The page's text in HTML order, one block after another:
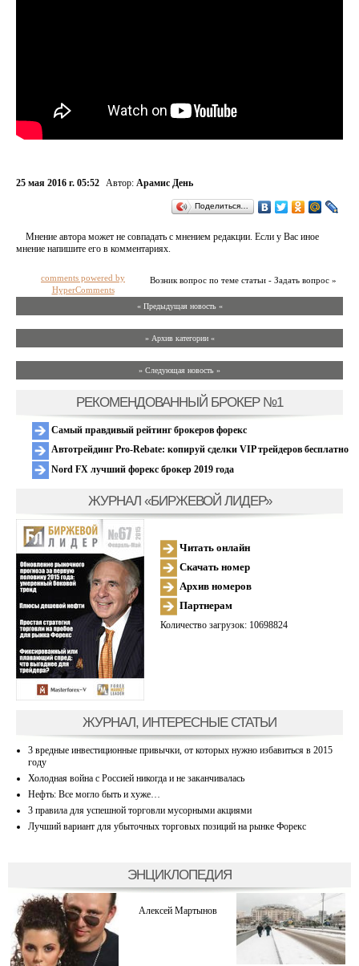
25 мая 2016 г. 05:52 Автор: Арамис День
Поделиться…
Мнение автора может не совпадать с мнением редакции. Если у Вас иное
мнение напишите его в комментариях.
Возник вопрос по теме статьи - Задать вопрос »
comments powered by
HyperComments
« Предыдущая новость «
» Архив категории «
» Следующая новость »
РЕКОМЕНДОВАННЫЙ БРОКЕР №1
Самый правдивый рейтинг брокеров форекс
Автотрейдинг Pro-Rebate: копируй сделки VIP трейдеров бесплатно
Nord FX лучший форекс брокер 2019 года
ЖУРНАЛ «БИРЖЕВОЙ ЛИДЕР»
Читать онлайн
Скачать номер
Архив номеров
Партнерам
Количество загрузок: 10698824
ЖУРНАЛ, ИНТЕРЕСНЫЕ СТАТЬИ
3 вредные инвестиционные привычки, от которых нужно избавиться в 2015
году
Холодная война с Россией никогда и не заканчивалась
Нефть: Все могло быть и хуже…
3 правила для успешной торговли мусорными акциями
Лучший вариант для убыточных торговых позиций на рынке Форекс
ЭНЦИКЛОПЕДИЯ
Алексей Мартынов